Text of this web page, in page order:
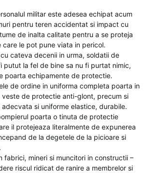
militar este adesea echipat acum
pentru teren accidentat si impact cu
de inalta calitate pentru a se proteja
care le pot pune viata in pericol.
cateva decenii in urma, soldatii de
putut la fel de bine sa nu fi purtat nimic,
poarta echipamente de protectie.
de ordine in uniforma completa poarta in
veste de protectie anti-glont, precum si
adecvata si uniforme elastice, durabile.
poarta o tinuta de protectie
il protejeaza literalmente de expunerea
de la degetele de la picioare si
fabrici, mineri si muncitori in constructii –
riscul ridicat de ranire a membrelor si